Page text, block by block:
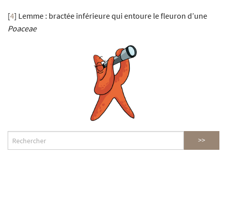
[4] Lemme : bractée inférieure qui entoure le fleuron d’une
Poaceae